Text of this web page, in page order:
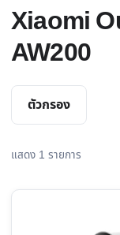
Xiaomi
AW200
ตัวกรอง
แสดง 1 รายการ